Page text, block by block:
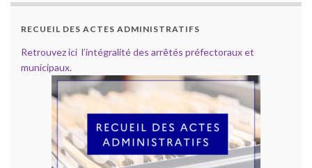
RECUEIL DES ACTES ADMINISTRATIFS
Retrouvez ici l’intégralité des arrêtés préfectoraux et
municipaux.